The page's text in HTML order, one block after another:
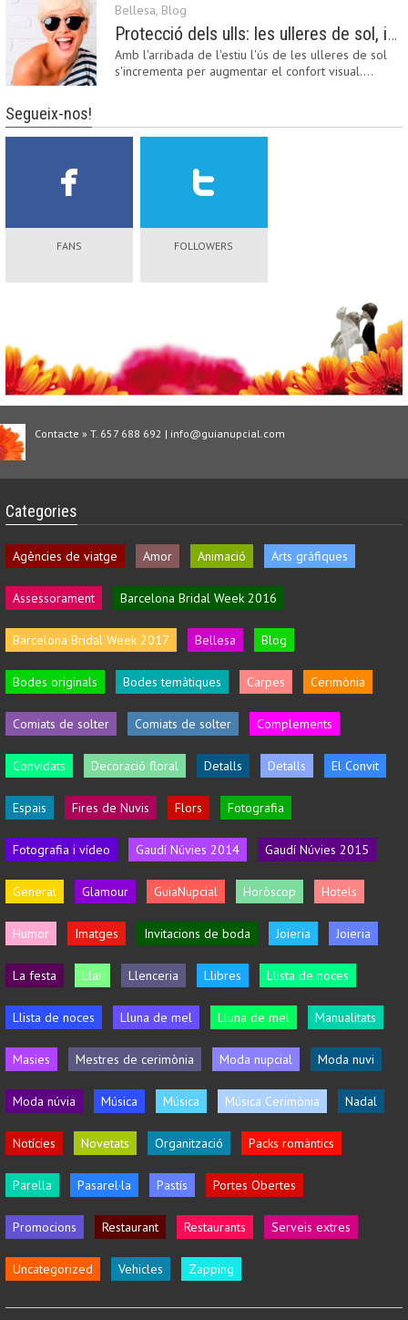
Bellesa, Blog
Protecció dels ulls: les ulleres de sol, imprescindibles en una boda estiuenca
Amb l'arribada de l'estiu l'ús de les ulleres de sol
s'incrementa per augmentar el confort visual.…
Segueix-nos!
FANS FOLLOWERS
Contacte » T. 657 688 692 | info@guianupcial.com
Categories
Agències de viatge Amor Animació Arts gràfiques
Assessorament Barcelona Bridal Week 2016
Barcelona Bridal Week 2017 Bellesa Blog
Bodes originals Bodes temàtiques Carpes Cerimònia
Comiats de solter Comiats de solter Complements
Convidats Decoració floral Detalls Detalls El Convit
Espais Fires de Nuvis Flors Fotografia
Fotografia i vídeo Gaudí Núvies 2014 Gaudí Núvies 2015
General Glamour GuiaNupcial Horòscop Hotels
Humor Imatges Invitacions de boda Joieria Joieria
La festa Llar Llenceria Llibres Llista de noces
Llista de noces Lluna de mel Lluna de mel Manualitats
Masies Mestres de cerimònia Moda nupcial Moda nuvi
Moda núvia Música Música Música Cerimònia Nadal
Notícies Novetats Organització Packs romàntics
Parella Pasarel·la Pastís Portes Obertes
Promocions Restaurant Restaurants Serveis extres
Uncategorized Vehicles Zapping